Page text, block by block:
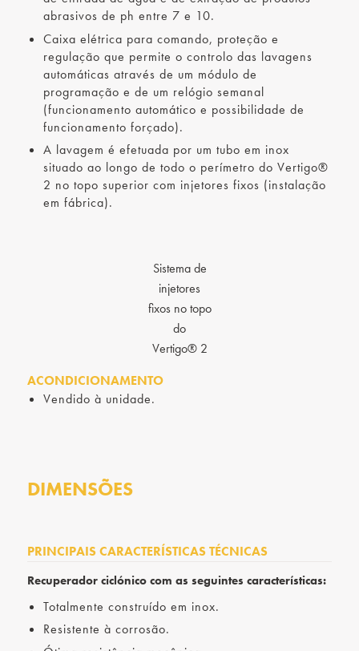
abrasivos de ph entre 7 e 10.
Caixa elétrica para comando, proteção e
regulação que permite o controlo das lavagens
automáticas através de um módulo de
programação e de um relógio semanal
(funcionamento automático e possibilidade de
funcionamento forçado).
A lavagem é efetuada por um tubo em inox
situado ao longo de todo o perímetro do Vertigo®
2 no topo superior com injetores fixos (instalação
em fábrica).
Sistema de
injetores
fixos no topo
do
Vertigo® 2
ACONDICIONAMENTO
Vendido à unidade.
DIMENSÕES
PRINCIPAIS CARACTERÍSTICAS TÉCNICAS
Recuperador ciclónico com as seguintes características:
Totalmente construído em inox.
Resistente à corrosão.